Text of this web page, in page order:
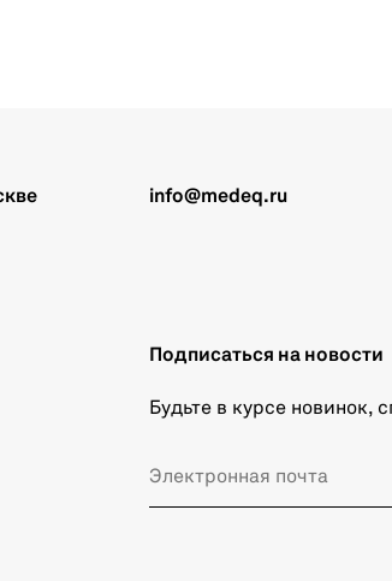
info@medeq.ru
Подписаться на новости
Будьте в курсе новинок,